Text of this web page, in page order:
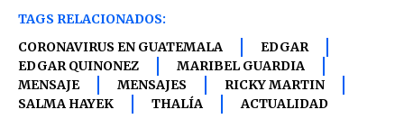
TAGS RELACIONADOS:
CORONAVIRUS EN GUATEMALA
EDGAR
EDGAR QUINONEZ
MARIBEL GUARDIA
MENSAJE
MENSAJES
RICKY MARTIN
SALMA HAYEK
THALÍA ACTUALIDAD